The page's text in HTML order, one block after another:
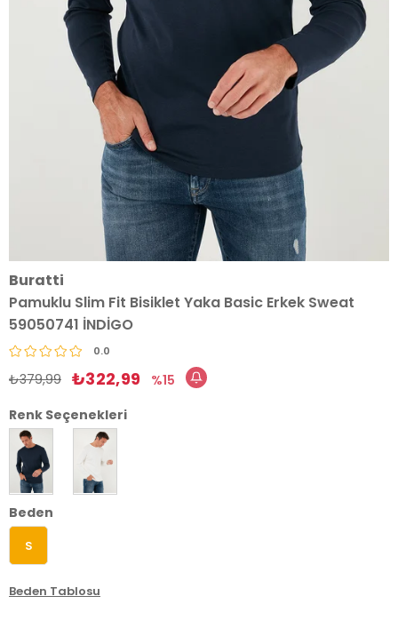
Buratti
Pamuklu Slim Fit Bisiklet Yaka Basic Erkek Sweat
59050741 İNDİGO
0.0
₺379,99 ₺322,99
15
Renk Seçenekleri
Beden
S
Beden Tablosu